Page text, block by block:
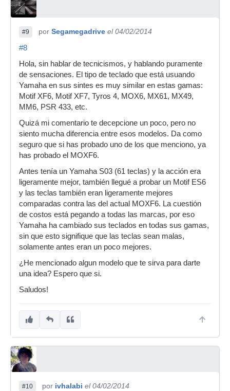
#9 por Segamegadrive el 04/02/2014
#8
Hola, sin hablar de tecnicismos, y hablando puramente
de sensaciones. El tipo de teclado que está usuando
Yamaha en sus sintes es muy similar en estas gamas:
Motif XF6, Motif XF7, Tyros 4, MOX6, MX61, MX49,
MM6, PSR 433, etc.
Quizá mi comentario te decepcione un poco, pero no
siento mucha diferencia entre esos modelos. Da como
seguro que si has probado uno de los que menciono, ya
has probado el MOXF6.
Antes tenía un Yamaha S03 (61 teclas) y la acción era
ligeramente mejor, también llegué a probar un Motif ES6
y las teclas también eran ligeramente mejores
comparadas contra las del actual MOXF6. La cuestión
de costos está pegando a todas las marcas, por eso
Yamaha ha cambiado sus teclados en todas sus gamas,
sin que esto signifique que las teclas sean malas,
solamente antes eran un poco mejores.
¿He mencionado algun modelo que te sirva para darte
una idea? Espero que si.
Saludos!
#10 por ivhalabi el 04/02/2014